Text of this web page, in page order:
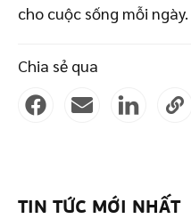
cho cuộc sống mỗi ngày.
Chia sẻ qua
TIN TỨC MỚI NHẤT